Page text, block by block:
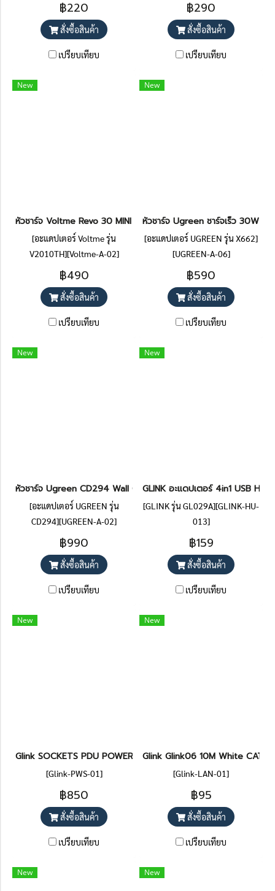
฿220
สั่งซื้อสินค้า
เปรียบเทียบ
฿290
สั่งซื้อสินค้า
เปรียบเทียบ
New
หัวชาร์จ Voltme Revo 30 MINI C ราคา 490.-
[อะแดปเตอร์ Voltme รุ่น
V2010TH][Voltme-A-02]
฿490
สั่งซื้อสินค้า
เปรียบเทียบ
New
หัวชาร์จ Ugreen ชาร์จเร็ว 30W
[อะแดปเตอร์ UGREEN รุ่น X662]
[UGREEN-A-06]
฿590
สั่งซื้อสินค้า
เปรียบเทียบ
New
หัวชาร์จ Ugreen CD294 Wall Charger With PD 2 GaN Tech
[อะแดปเตอร์ UGREEN รุ่น
CD294][UGREEN-A-02]
฿990
สั่งซื้อสินค้า
เปรียบเทียบ
New
GLINK อะแดปเตอร์ 4in1 USB
[GLINK รุ่น GL029A][GLINK-HU-
013]
฿159
สั่งซื้อสินค้า
เปรียบเทียบ
New
Glink SOCKETS PDU POWER รุ่น GPDU-12 B/K ราคา 850.-
[Glink-PWS-01]
฿850
สั่งซื้อสินค้า
เปรียบเทียบ
New
Glink Glink06 10M White CAT6
[Glink-LAN-01]
฿95
สั่งซื้อสินค้า
เปรียบเทียบ
New New